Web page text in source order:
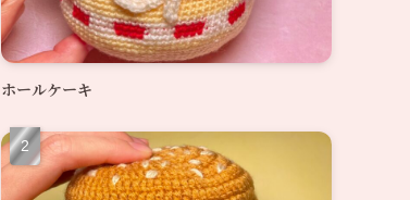
ホールケーキ